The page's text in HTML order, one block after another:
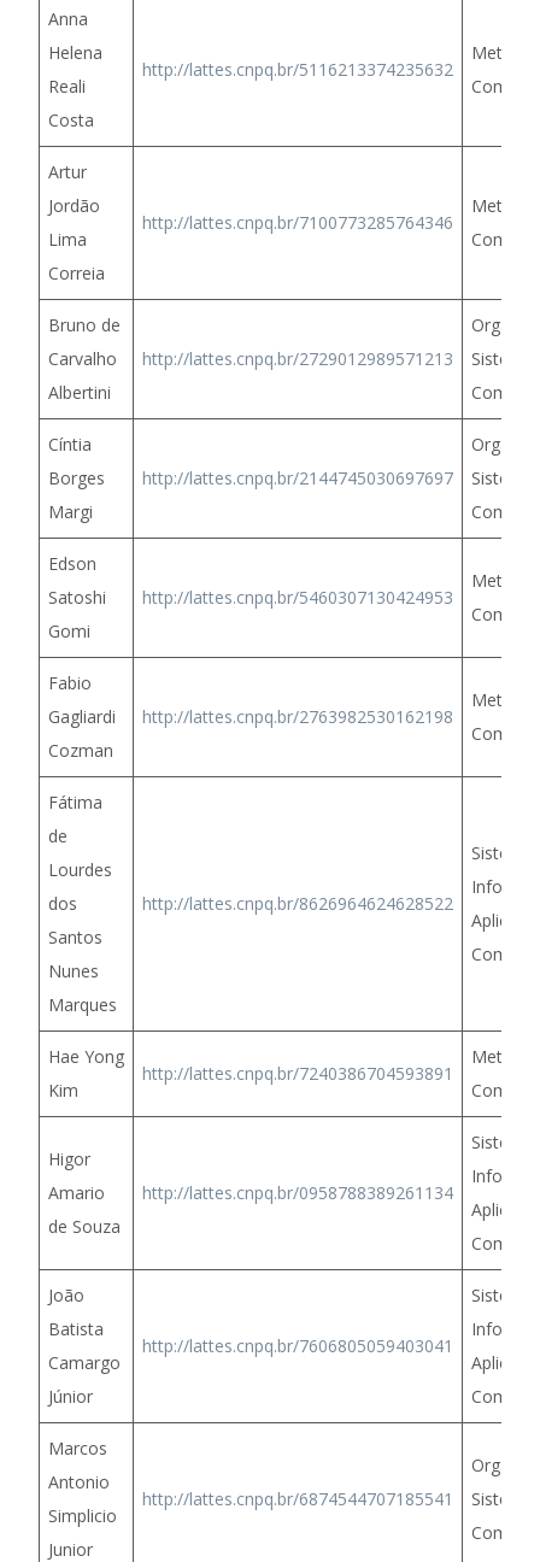
Anna
Helena
Reali
Costa
http://lattes.cnpq.br/5116213374235632
Artur
Jordão
Lima
Correia
http://lattes.cnpq.br/7100773285764346
Bruno de
Carvalho
Albertini
http://lattes.cnpq.br/2729012989571213
Cíntia
Borges
Margi
http://lattes.cnpq.br/2144745030697697
Edson
Satoshi
Gomi
http://lattes.cnpq.br/5460307130424953
Fabio
Gagliardi
Cozman
http://lattes.cnpq.br/2763982530162198
Fátima
de
Lourdes
dos
Santos
Nunes
Marques
http://lattes.cnpq.br/8626964624628522
Hae Yong
Kim
http://lattes.cnpq.br/7240386704593891
Higor
Amario
de Souza
http://lattes.cnpq.br/0958788389261134
João
Batista
Camargo
Júnior
http://lattes.cnpq.br/7606805059403041
Marcos
Antonio
Simplicio
Junior
http://lattes.cnpq.br/6874544707185541